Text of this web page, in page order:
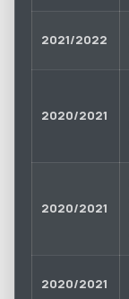
2021/2022
2020/2021
2020/2021
2020/2021